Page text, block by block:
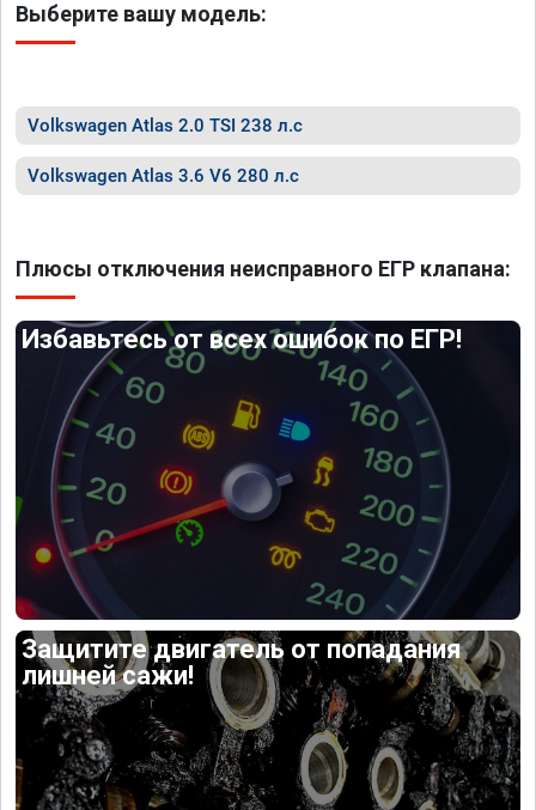
Выберите вашу модель:
Volkswagen Atlas 2.0 TSI 238 л.с
Volkswagen Atlas 3.6 V6 280 л.с
Плюсы отключения неисправного ЕГР клапана:
Избавьтесь от всех ошибок по ЕГР!
Защитите двигатель от попадания
лишней сажи!